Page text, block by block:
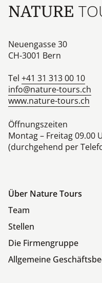
NATURE
Neuengasse 30
CH-3001 Bern
Tel +41 31 313 00 10
info@nature-tours.ch
www.nature-tours.ch
Öffnungszeiten
Montag – Freitag 09.00
(durchgehend per
Über Nature Tours
Team
Stellen
Die Firmengruppe
Allgemeine